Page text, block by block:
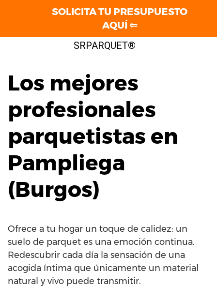
SRPARQUET®
Los mejores
profesionales
parquetistas en
Pampliega
(Burgos)
Ofrece a tu hogar un toque de calidez: un
suelo de parquet es una emoción continua.
Redescubrir cada día la sensación de una
acogida íntima que únicamente un material
natural y vivo puede transmitir.
SOLICITA TU PRESUPUESTO
AQUÍ ⇐